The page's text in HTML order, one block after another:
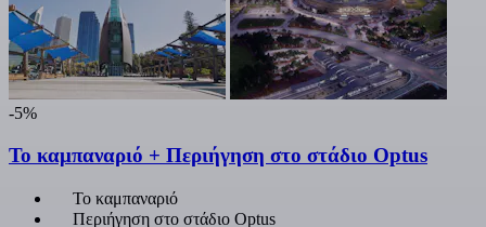
-5%
Το καμπαναριό + Περιήγηση στο στάδιο Optus
Το καμπαναριό
Περιήγηση στο στάδιο Optus